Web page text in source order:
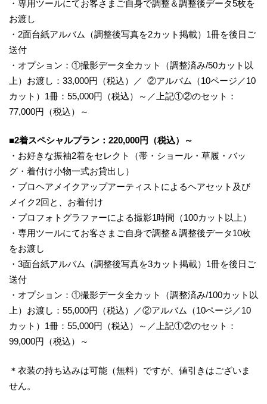
・専用ツールにてお客さまご自身で調整＆調整後データ5枚を
お渡し
・2面台紙アルバム（調整後写真を2カット掲載）1冊を後日ご
送付
・オプション：①撮影データ全カット（調整済み/50カット以
上）お渡し：33,000円（税込）／ ②アルバム（10ページ／10
カット）1冊：55,000円（税込）～／上記①②のセット：
77,000円（税込）～
■2着スペシャルプラン：220,000円（税込）～
・お好きな振袖2着をセレクト（帯・ショール・草履・バッ
グ・着付け小物一式お貸出し）
・プロヘアメイクアップアーティストによるヘアセット及び
メイク2回と、お着付け
・プロフォトグラファーによる撮影1時間（100カット以上）
・専用ツールにてお客さまご自身で調整＆調整後データ10枚
をお渡し
・3面台紙アルバム（調整後写真を3カット掲載）1冊を後日ご
送付
・オプション：①撮影データ全カット（調整済み/100カット以
上）お渡し：55,000円（税込）／②アルバム（10ページ／10
カット）1冊：55,000円（税込）～／上記①②のセット：
99,000円（税込）～
＊衣装の持ち込みは可能（無料）ですが、値引きはございま
せん。